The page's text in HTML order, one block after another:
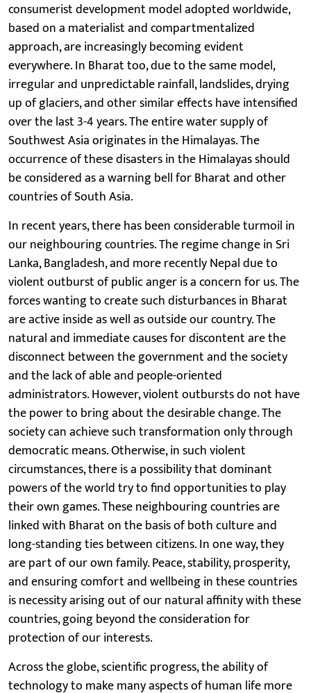
consumerist development model adopted worldwide,
based on a materialist and compartmentalized
approach, are increasingly becoming evident
everywhere. In Bharat too, due to the same model,
irregular and unpredictable rainfall, landslides, drying
up of glaciers, and other similar effects have intensified
over the last 3-4 years. The entire water supply of
Southwest Asia originates in the Himalayas. The
occurrence of these disasters in the Himalayas should
be considered as a warning bell for Bharat and other
countries of South Asia.
In recent years, there has been considerable turmoil in
our neighbouring countries. The regime change in Sri
Lanka, Bangladesh, and more recently Nepal due to
violent outburst of public anger is a concern for us. The
forces wanting to create such disturbances in Bharat
are active inside as well as outside our country. The
natural and immediate causes for discontent are the
disconnect between the government and the society
and the lack of able and people-oriented
administrators. However, violent outbursts do not have
the power to bring about the desirable change. The
society can achieve such transformation only through
democratic means. Otherwise, in such violent
circumstances, there is a possibility that dominant
powers of the world try to find opportunities to play
their own games. These neighbouring countries are
linked with Bharat on the basis of both culture and
long-standing ties between citizens. In one way, they
are part of our own family. Peace, stability, prosperity,
and ensuring comfort and wellbeing in these countries
is necessity arising out of our natural affinity with these
countries, going beyond the consideration for
protection of our interests.
Across the globe, scientific progress, the ability of
technology to make many aspects of human life more